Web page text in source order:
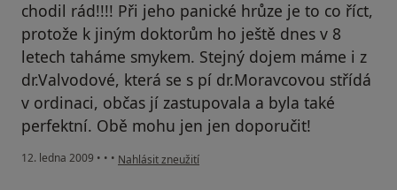
chodil rád!!!! Při jeho panické hrůze je to co říct,
protože k jiným doktorům ho ještě dnes v 8
letech taháme smykem. Stejný dojem máme i z
dr.Valvodové, která se s pí dr.Moravcovou střídá
v ordinaci, občas jí zastupovala a byla také
perfektní. Obě mohu jen jen doporučit!
12. ledna 2009 • • • podle názoru uživatele Koubková
Nahlásit zneužití